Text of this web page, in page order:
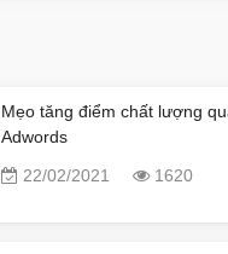
Mẹo tăng điểm chất lượng
Adwords
22/02/2021
1620